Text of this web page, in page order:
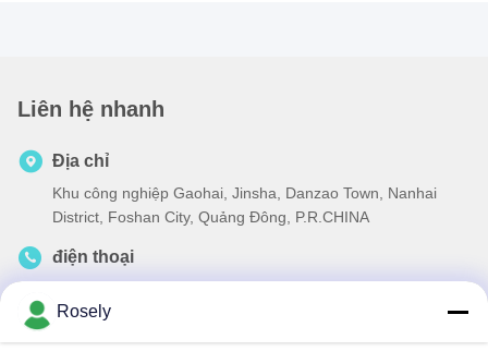
Liên hệ nhanh
Địa chỉ
Khu công nghiệp Gaohai, Jinsha, Danzao Town, Nanhai
District, Foshan City, Quảng Đông, P.R.CHINA
điện thoại
Rosely